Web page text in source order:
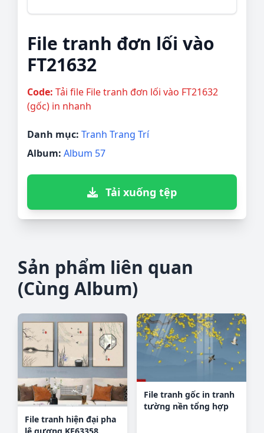
File tranh đơn lối vào
FT21632
Code: Tải file File tranh đơn lối vào FT21632
(gốc) in nhanh
Danh mục: Tranh Trang Trí
Album: Album 57
Tải xuống tệp
Sản phẩm liên quan
(Cùng Album)
File tranh hiện đại pha
File tranh gốc in tranh
tường nền tổng hợp